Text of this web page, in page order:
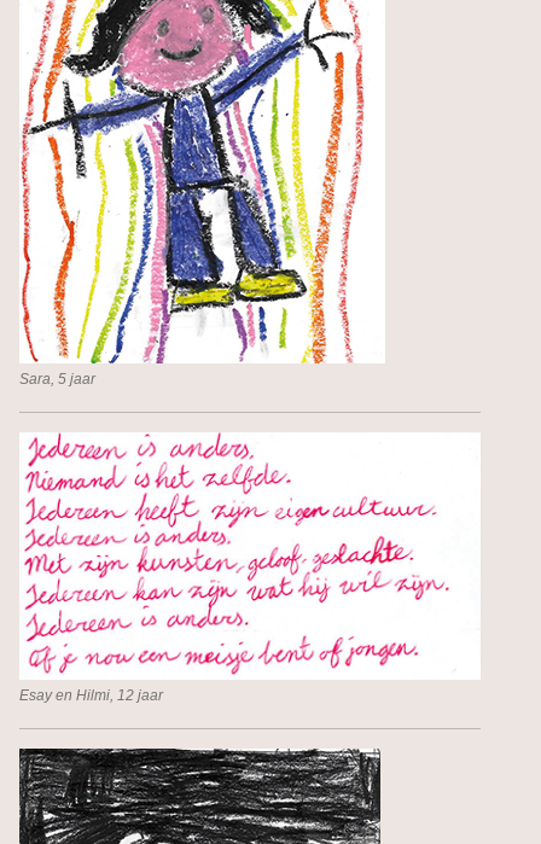
Sara, 5 jaar
Esay en Hilmi, 12 jaar